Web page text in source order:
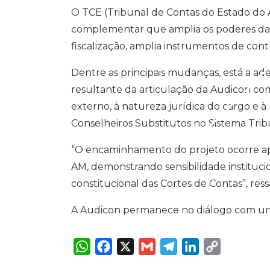
t
s
A
p
p
e
b
o
o
k
i
l
g
r
a
m
e
d
I
n
y
L
i
n
k
O TCE (Tribunal de Contas do Estado
complementar que amplia os poderes
fiscalização, amplia instrumentos de
Dentre as principais mudanças, está a
resultante da articulação da Audicon
externo, à natureza jurídica do cargo e à
Conselheiros Substitutos no Sistema
“O encaminhamento do projeto ocorre
AM, demonstrando sensibilidade
constitucional das Cortes de Contas”,
A Audicon permanece no diálogo com
W
h
F
a
X
G
m
T
e
L